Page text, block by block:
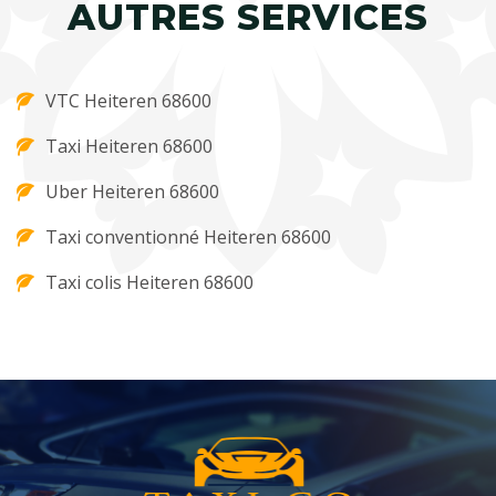
AUTRES SERVICES
VTC Heiteren 68600
Taxi Heiteren 68600
Uber Heiteren 68600
Taxi conventionné Heiteren 68600
Taxi colis Heiteren 68600